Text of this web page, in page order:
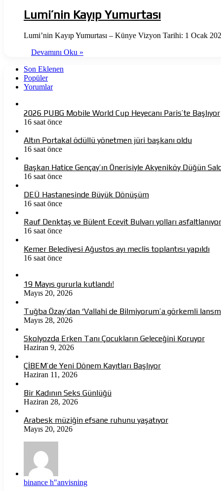
Lumi’nin Kayıp Yumurtası
Lumi’nin Kayıp Yumurtası – Künye Vizyon Tarihi: 1 Ocak
Devamını Oku »
Son Eklenen
Popüler
Yorumlar
2026 PUBG Mobile World Cup Heyecanı Paris’te Başlıyor
16 saat önce
Altın Portakal ödüllü yönetmen jüri başkanı oldu
16 saat önce
Başkan Hatice Gençay’ın Önerisiyle Akyeniköy Düğün
16 saat önce
DEÜ Hastanesinde Büyük Dönüşüm
16 saat önce
Rauf Denktaş ve Bülent Ecevit Bulvarı yolları asfaltlanıyor
16 saat önce
Kemer Belediyesi Ağustos ayı meclis toplantısı yapıldı
16 saat önce
19 Mayıs gururla kutlandı!
Mayıs 20, 2026
Tuğba Özay’dan ‘Vallahi de Bilmiyorum’a görkemli
Mayıs 28, 2026
Skolyozda Erken Tanı Çocukların Geleceğini Koruyor
Haziran 9, 2026
ÇİBEM’de Yeni Dönem Kayıtları Başlıyor
Haziran 11, 2026
Bir Kadının Seks Günlüğü
Haziran 28, 2026
Arabesk müziğin efsane ruhunu yaşatıyor
Mayıs 20, 2026
binance h"anvisning